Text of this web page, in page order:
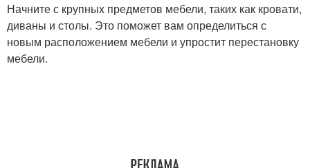
Начните с крупных предметов мебели, таких как кровати,
диваны и столы. Это поможет вам определиться с
новым расположением мебели и упростит перестановку
мебели.